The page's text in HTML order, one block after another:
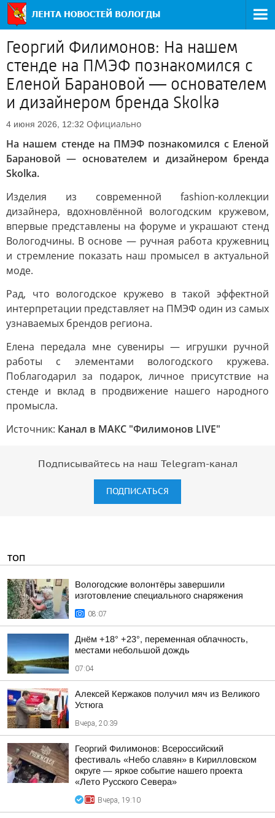
Георгий Филимонов: На нашем
стенде на ПМЭФ познакомился с
Еленой Барановой — основателем
и дизайнером бренда Skolka
4 июня 2026, 12:32 Официально
На нашем стенде на ПМЭФ познакомился с Еленой
Барановой — основателем и дизайнером бренда
Skolka.
Изделия из современной fashion-коллекции
дизайнера, вдохновлённой вологодским кружевом,
впервые представлены на форуме и украшают стенд
Вологодчины. В основе — ручная работа кружевниц
и стремление показать наш промысел в актуальной
моде.
Рад, что вологодское кружево в такой эффектной
интерпретации представляет на ПМЭФ один из самых
узнаваемых брендов региона.
Елена передала мне сувениры — игрушки ручной
работы с элементами вологодского кружева.
Поблагодарил за подарок, личное присутствие на
стенде и вклад в продвижение нашего народного
промысла.
Источник: Канал в МАКС "Филимонов LIVE"
Подписывайтесь на наш Telegram-канал
ПОДПИСАТЬСЯ
ТОП
Вологодские волонтёры завершили
изготовление специального снаряжения
08:07
Днём +18° +23°, переменная облачность,
местами небольшой дождь
07:04
Алексей Кержаков получил мяч из Великого
Устюга
Вчера, 20:39
Георгий Филимонов: Всероссийский
фестиваль «Небо славян» в Кирилловском
округе — яркое событие нашего проекта
«Лето Русского Севера»
Вчера, 19:10